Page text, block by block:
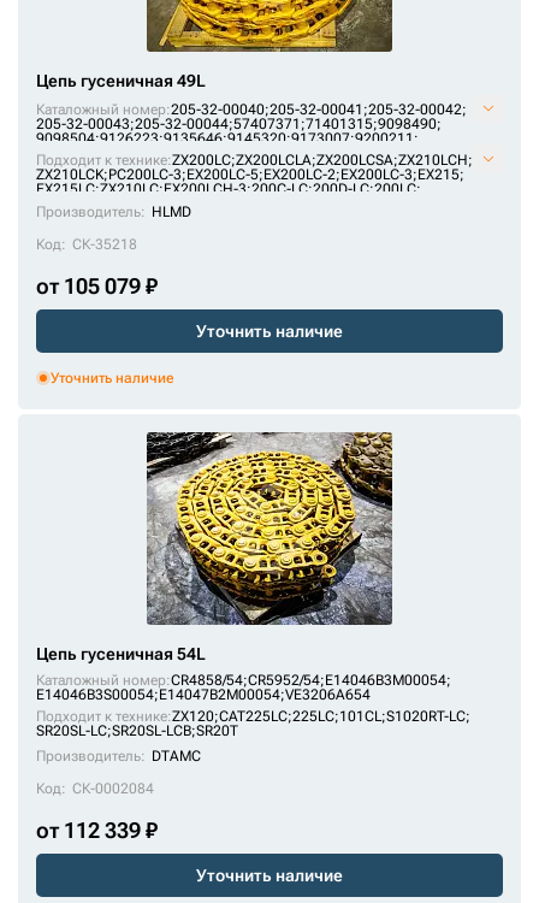
Цепь гусеничная 49L
Каталожный номер:205-32-00040;205-32-00041;205-32-00042;
205-32-00043;205-32-00044;57407371;71401315;9098490;
9098504;9126223;9135646;9145320;9173007;9200211;
AT214386;
E1569801M00049;F2242367;H2542312;JRA0417;
KM1170/49;KM64/49;P2242367F;P2542312H;SI718/49;
U10246/49;VE15690849;VKM1170/49HDV;X2442345;ZKI2242367
Подходит к технике:ZX200LC;ZX200LCLA;ZX200LCSA;ZX210LCH;
ZX210LCK;PC200LC-3;EX200LC-5;EX200LC-2;EX200LC-3;EX215;
EX215LC;ZX210LC;EX200LCH-3;200C-LC;200D-LC;200LC;
PC180LLC-3
MS230LC-3
Производитель: HLMD
Код: СК-35218
от 105 079 ₽
Уточнить наличие
Уточнить наличие
Цепь гусеничная 54L
Каталожный номер:CR4858/54;CR5952/54;E14046B3M00054;
E14046B3S00054;E14047B2M00054;VE3206A654
Подходит к технике:ZX120;CAT225LC;225LC;101CL;S1020RT-LC;
SR20SL-LC;SR20SL-LCB;SR20T
Производитель: DTAMC
Код: СК-0002084
от 112 339 ₽
Уточнить наличие